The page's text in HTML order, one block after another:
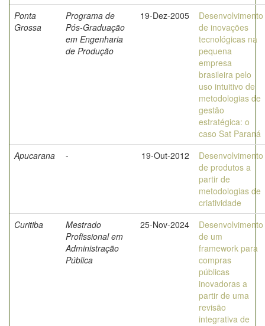
Ponta
Grossa
Programa de
Pós-Graduação
em Engenharia
de Produção
19-Dez-2005
Desenvolvimento
de inovações
tecnológicas na
pequena
empresa
brasileira pelo
uso intuitivo de
metodologias de
gestão
estratégica: o
caso Sat Paraná
Apucarana
- 19-Out-2012
Desenvolvimento
de produtos a
partir de
metodologias de
criatividade
Curitiba
Mestrado
Profissional em
Administração
Pública
25-Nov-2024
Desenvolvimento
de um
framework para
compras
públicas
inovadoras a
partir de uma
revisão
integrativa de